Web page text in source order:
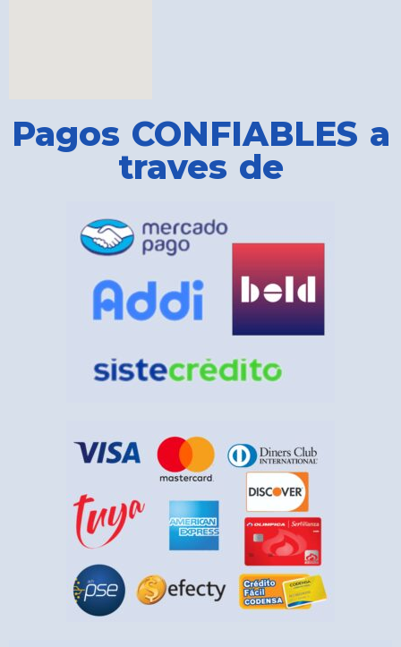
Pagos CONFIABLES a
traves de